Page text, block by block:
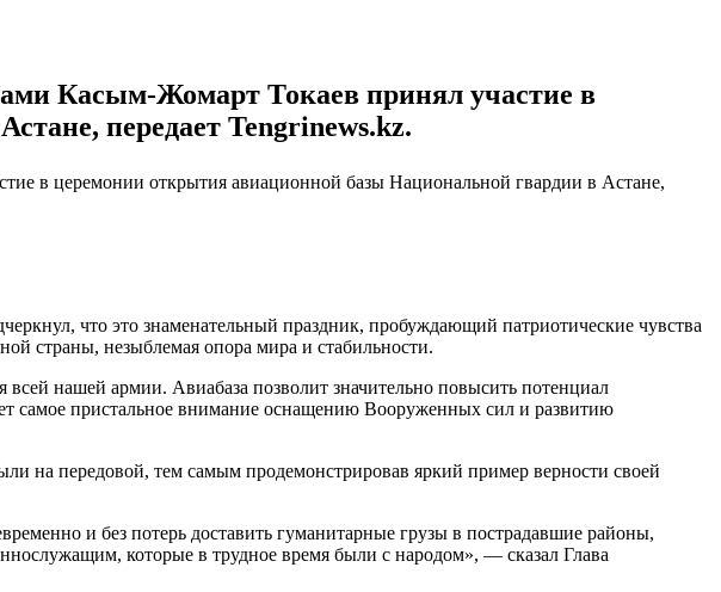
Касым-Жомарт Токаев принял участие в
передает Tengrinews.kz.
в церемонии открытия авиационной базы Национальной гвардии в Астане,
что это знаменательный праздник, пробуждающий патриотические чувства
страны, незыблемая опора мира и стабильности.
нашей армии. Авиабаза позволит значительно повысить потенциал
самое пристальное внимание оснащению Вооруженных сил и развитию
на передовой, тем самым продемонстрировав яркий пример верности своей
и без потерь доставить гуманитарные грузы в пострадавшие районы,
которые в трудное время были с народом», — сказал Глава